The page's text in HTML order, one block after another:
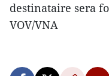
destinataire sera
VOV/VNA